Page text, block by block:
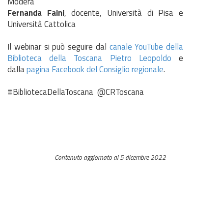
Fernanda Faini, docente, Università di Pisa e
Università Cattolica
Il webinar si può seguire dal canale YouTube della
Biblioteca della Toscana Pietro Leopoldo e
dallapagina Facebook del Consiglio regionale.
#BibliotecaDellaToscana @CRToscana
Contenuto aggiornato al 5 dicembre 2022